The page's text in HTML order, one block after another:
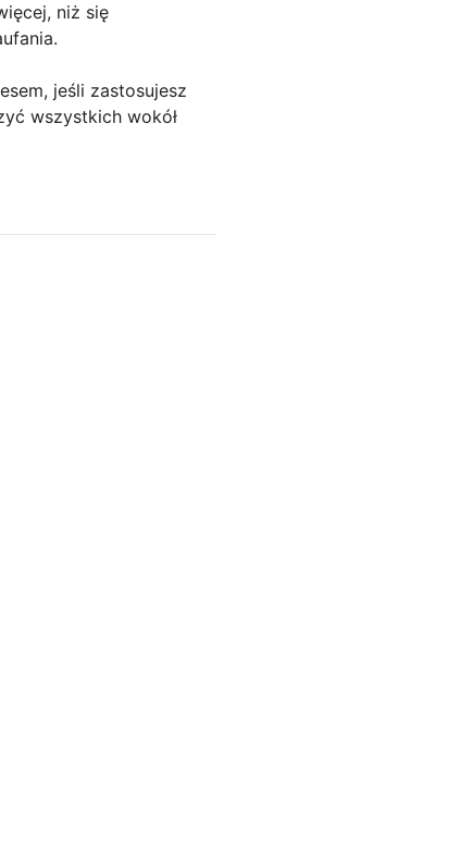
niż się
jeśli zastosujesz
wszystkich wokół